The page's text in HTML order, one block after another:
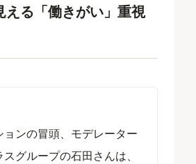
える「働きがい」重視
ョンの冒頭、モデレーター
グループの石田さんは、